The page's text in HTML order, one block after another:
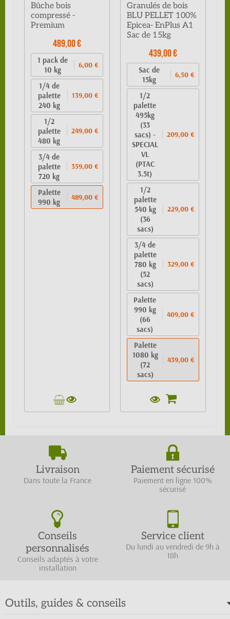
Bûche bois
compressé -
Premium
489,00 €
1 pack de
10 kg
6,00 €
1/4 de
palette
240 kg
139,00 €
1/2
palette
480 kg
249,00 €
3/4 de
palette
720 kg
359,00 €
Palette
990 kg
489,00 €
Granulés de bois
BLU PELLET 100%
Epicea- EnPlus A1
Sac de 15kg
439,00 €
Sac de
15kg
6,50 €
1/2
palette
495kg
(33
sacs) -
SPECIAL
VL
(PTAC
3.5t)
209,00 €
1/2
palette
540 kg
(36
sacs)
229,00 €
3/4 de
palette
780 kg
(52
sacs)
329,00 €
Palette
990 kg
(66
sacs)
409,00 €
Palette
1080 kg
(72
sacs)
439,00 €
Livraison
Dans toute la France
Paiement sécurisé
Paiement en ligne 100%
sécurisé
Conseils
personnalisés
Conseils adaptés à votre
installation
Service client
Du lundi au vendredi de 9h à
18h
Outils, guides & conseils